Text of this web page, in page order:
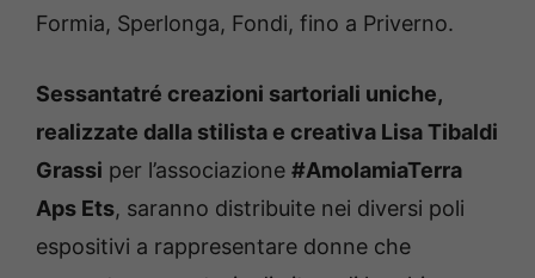
Formia, Sperlonga, Fondi, fino a Priverno.
Sessantatré creazioni sartoriali uniche,
realizzate dalla stilista e creativa Lisa Tibaldi
Grassi per l’associazione #AmolamiaTerra
Aps Ets, saranno distribuite nei diversi poli
espositivi a rappresentare donne che